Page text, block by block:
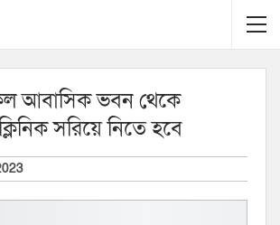
আবাসিক ভবন থেকে
সরিয়ে নিতে হবে